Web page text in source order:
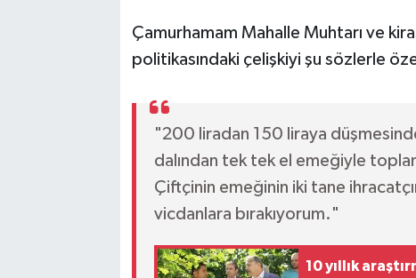
Çamurhamam Mahalle Muhtarı ve
politikasındaki çelişkiyi şu sözlerle
"200 liradan 150 liraya
dalından tek tek el emeğiyle
Çiftçinin emeğinin iki tane
vicdanlara bırakıyorum."
10 yıllık